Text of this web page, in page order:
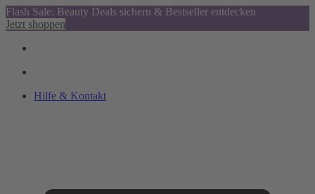
Flash Sale: Beauty Deals sichern & Bestseller entdecken
Jetzt shoppen
Hilfe & Kontakt